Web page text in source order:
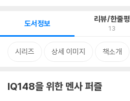
도서정보 리뷰/한줄평
13
시리즈 상세 이미지 책소개
IQ148을 위한 멘사 퍼즐